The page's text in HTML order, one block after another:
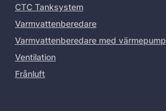
CTC Tanksystem
Varmvattenberedare
Varmvattenberedare med värmepump
Ventilation
Frånluft